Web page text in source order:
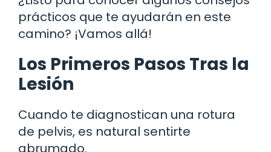
prácticos que te ayudarán en este
camino? ¡Vamos allá!
Los Primeros Pasos Tras la
Lesión
Cuando te diagnostican una rotura
de pelvis, es natural sentirte
abrumado.